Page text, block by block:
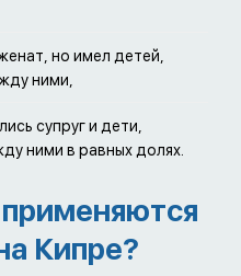
но имел детей,
ними,
супруг и дети,
ними в равных долях.
Кипре?